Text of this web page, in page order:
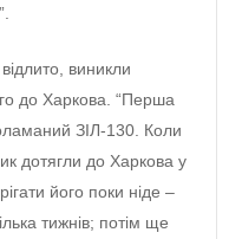
виникли
до Харкова. “Перша
ЗІЛ-130. Коли
дотягли до Харкова у
його поки ніде –
тижнів; потім ще